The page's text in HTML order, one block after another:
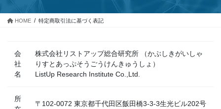
ス
ン
HOME 特定商取引法に基づく表記
会
社
名
株式会社リストアップ総合研究所 （かぶしきがいしゃ
りすとあっぷそうごうけんきゅうしょ）
ListUp Research Institute Co.,Ltd.
所
〒102-0072 東京都千代田区飯田橋3-3-3生光ビル202号